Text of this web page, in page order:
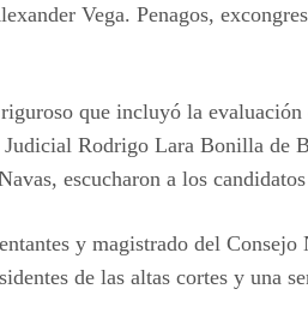
Vega. Penagos,
que incluyó la
Rodrigo Lara Bonilla de
escucharon a los
y magistrado del
de las altas cortes y una